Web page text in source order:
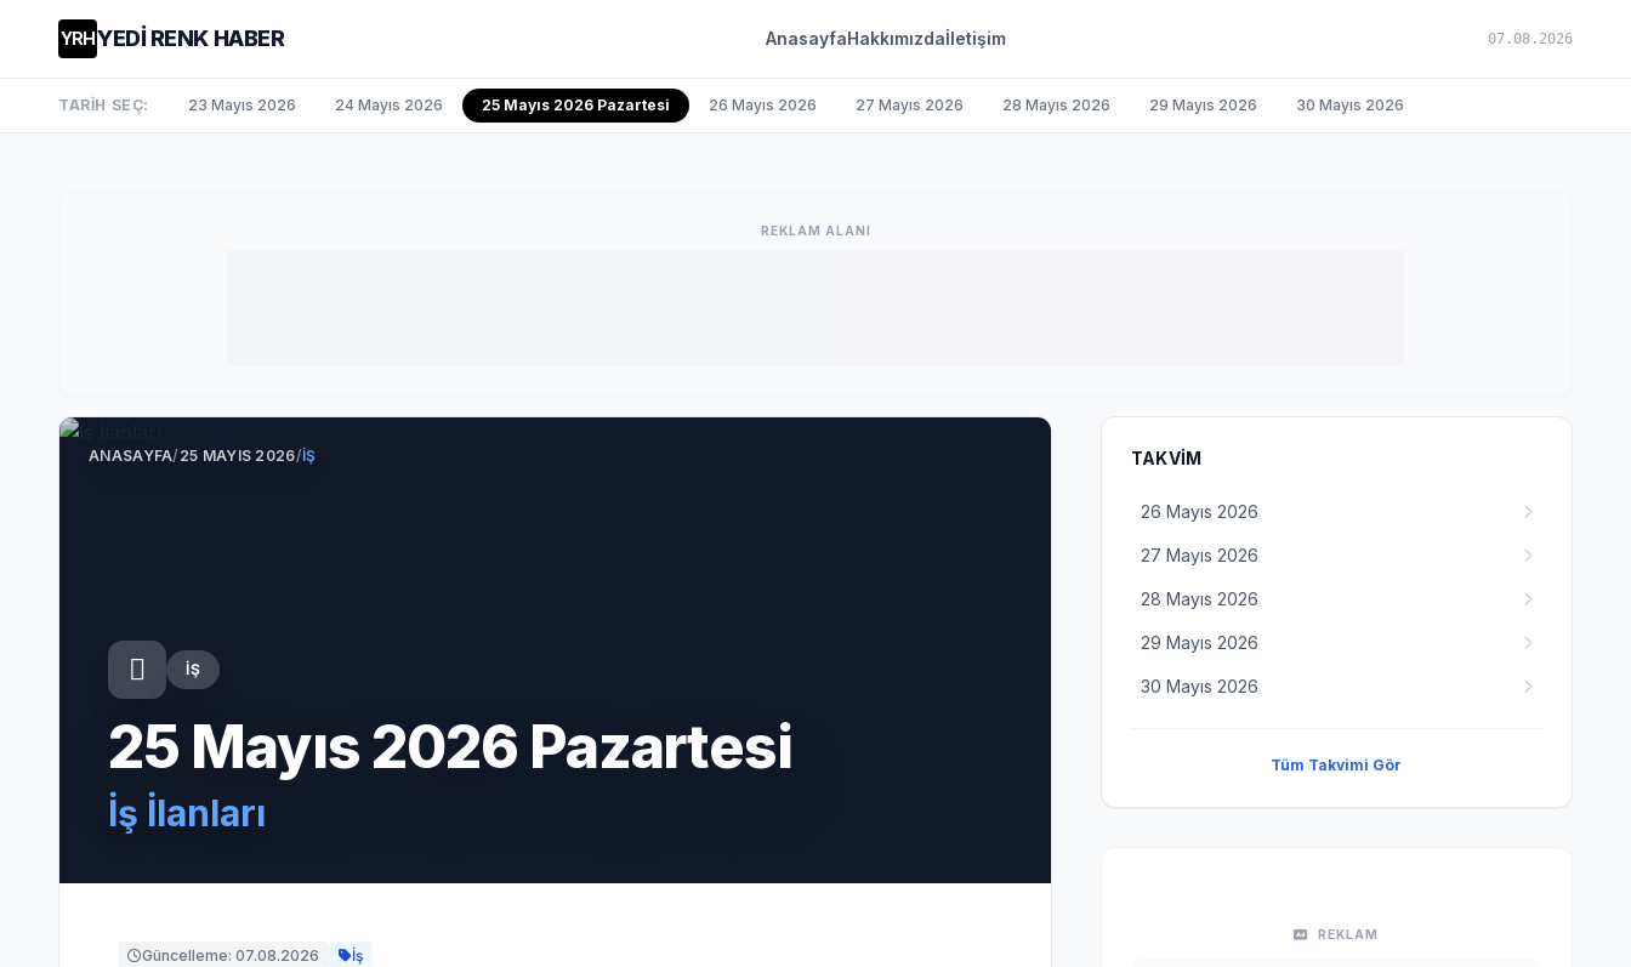
YRHYEDİ RENK HABER AnasayfaHakkımızdaİletişim 07.08.2026
TARİH SEÇ: 23 Mayıs 2026 24 Mayıs 2026 25 Mayıs 2026 Pazartesi 26 Mayıs 2026 27 Mayıs 2026 28 Mayıs 2026 29 Mayıs 2026 30 Mayıs 2026
REKLAM ALANI
ANASAYFA/25 MAYIS 2026/İŞ
İŞ
25 Mayıs 2026 Pazartesi
İş İlanları
Güncelleme: 07.08.2026 İş
TAKVIM
26 Mayıs 2026
27 Mayıs 2026
28 Mayıs 2026
29 Mayıs 2026
30 Mayıs 2026
Tüm Takvimi Gör
REKLAM